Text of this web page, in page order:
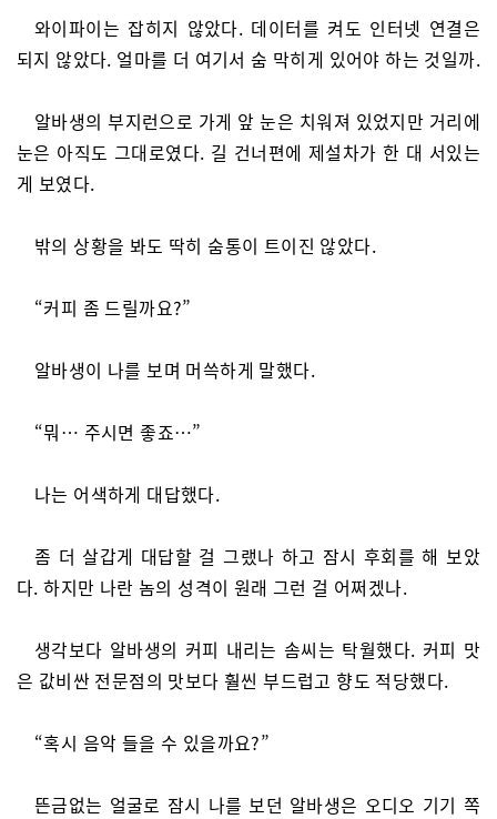
와이파이는 잡히지 않았다. 데이터를 켜도 인터넷 연결은
되지 않았다. 얼마를 더 여기서 숨 막히게 있어야 하는 것일까.
알바생의 부지런으로 가게 앞 눈은 치워져 있었지만 거리에
눈은 아직도 그대로였다. 길 건너편에 제설차가 한 대 서있는
게 보였다.
밖의 상황을 봐도 딱히 숨통이 트이진 않았다.
“커피 좀 드릴까요?”
알바생이 나를 보며 머쓱하게 말했다.
“뭐… 주시면 좋죠…”
나는 어색하게 대답했다.
좀 더 살갑게 대답할 걸 그랬나 하고 잠시 후회를 해 보았
다. 하지만 나란 놈의 성격이 원래 그런 걸 어쩌겠나.
생각보다 알바생의 커피 내리는 솜씨는 탁월했다. 커피 맛
은 값비싼 전문점의 맛보다 훨씬 부드럽고 향도 적당했다.
“혹시 음악 들을 수 있을까요?”
뜬금없는 얼굴로 잠시 나를 보던 알바생은 오디오 기기 쪽